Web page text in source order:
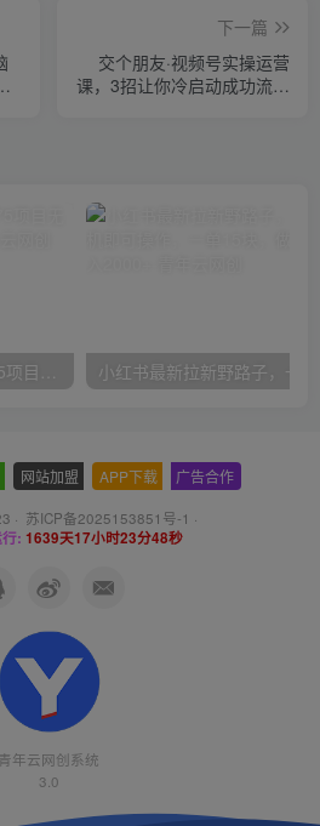
下一篇
交个朋友·视频号实操运营
课，​3招让你冷启动成功流量
无限接码撸红包单号0.75项目无偿分享给你【揭秘】
网站加盟 APP下载 广告合作
· 苏ICP备2025153851号-1 ·
: 1639天17小时23分49秒
青年云网创系统
3.0